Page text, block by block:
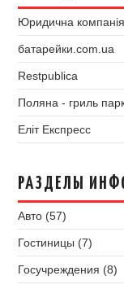
Юридична
батарейки.com.ua
Restpublica
Поляна - гриль
Еліт Експресс
РАЗДЕЛЫ
Авто (57)
Гостиницы (7)
Госучреждения (8)